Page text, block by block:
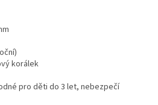
korálek
pro děti do 3 let, nebezpečí